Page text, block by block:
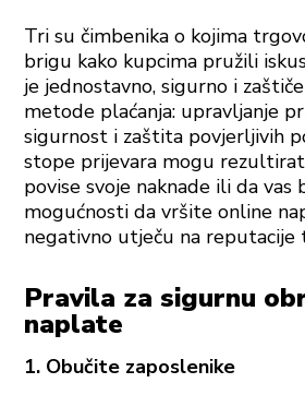
Tri su čimbenika o kojima
brigu kako kupcima pružili
je jednostavno, sigurno i
metode plaćanja: upravljanje
sigurnost i zaštita povjerljivih
stope prijevara mogu
povise svoje naknade ili da vas
mogućnosti da vršite online
negativno utječu na reputacije
Pravila za sigurnu
naplate
1. Obučite zaposlenike